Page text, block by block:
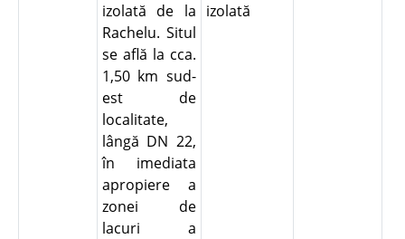
izolată de la
Rachelu. Situl
se află la cca.
1,50 km sud-
est de
localitate,
lângă DN 22,
în imediata
apropiere a
zonei de
lacuri a
izolată